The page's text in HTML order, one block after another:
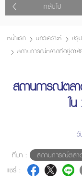
กลับไป
หน้าแรก บทวิเคราะห์
สรุ
สถานการณ์ตลาดที่อยู่อา
สถานการณ์ตล
ใ
ที่มา :
สถานการณ์ตล
แชร์ :